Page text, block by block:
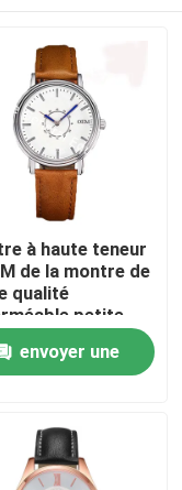
à haute teneur
de la montre de
qualité
petite
de quartz de la
des hommes
simples à la
envoyer une